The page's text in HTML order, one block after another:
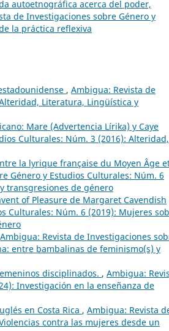
autoetnográfica acerca del poder,
de Investigaciones sobre Género y
la práctica reflexiva
, Ambigua: Revista de
Literatura, Lingüística y
Mare (Advertencia Lírika) y Caye
Culturales: Núm. 3 (2016): Alteridad,
la lyrique française du Moyen Âge
Género y Estudios Culturales: Núm. 6
transgresiones de género
of Pleasure de Margaret Cavendish
Culturales: Núm. 6 (2019): Mujeres
Ambigua: Revista de Investigaciones
entre bambalinas de feminismo(s) y
disciplinados. , Ambigua:
Investigación en la enseñanza de
en Costa Rica , Ambigua: Revista
contra las mujeres desde un